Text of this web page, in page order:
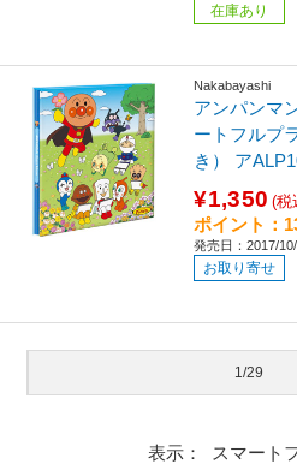
在庫あり
Nakabayashi
アンパンマ
ートフルプ
き） ア
¥1,350 (税
ポイント：
発売日：2017/
お取り寄せ
1/29
表示： スマート